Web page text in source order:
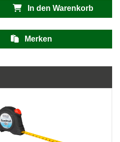
In den Warenkorb
Merken